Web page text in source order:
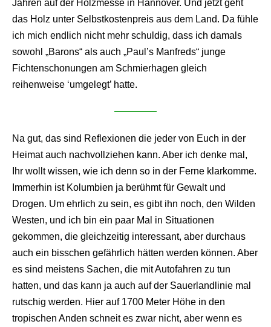
Jahren auf der Holzmesse in Hannover. Und jetzt geht
das Holz unter Selbstkostenpreis aus dem Land. Da fühle
ich mich endlich nicht mehr schuldig, dass ich damals
sowohl „Barons“ als auch „Paul’s Manfreds“ junge
Fichtenschonungen am Schmierhagen gleich
reihenweise ‘umgelegt’ hatte.
Na gut, das sind Reflexionen die jeder von Euch in der
Heimat auch nachvollziehen kann. Aber ich denke mal,
Ihr wollt wissen, wie ich denn so in der Ferne klarkomme.
Immerhin ist Kolumbien ja berühmt für Gewalt und
Drogen. Um ehrlich zu sein, es gibt ihn noch, den Wilden
Westen, und ich bin ein paar Mal in Situationen
gekommen, die gleichzeitig interessant, aber durchaus
auch ein bisschen gefährlich hätten werden können. Aber
es sind meistens Sachen, die mit Autofahren zu tun
hatten, und das kann ja auch auf der Sauerlandlinie mal
rutschig werden. Hier auf 1700 Meter Höhe in den
tropischen Anden schneit es zwar nicht, aber wenn es